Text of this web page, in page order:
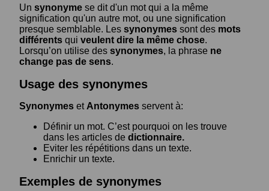
Un synonyme se dit d'un mot qui a la même
signification qu'un autre mot, ou une signification
presque semblable. Les synonymes sont des mots
différents qui veulent dire la même chose.
Lorsqu’on utilise des synonymes, la phrase ne
change pas de sens.
Usage des synonymes
Synonymes et Antonymes servent à:
Définir un mot. C’est pourquoi on les trouve
dans les articles de dictionnaire.
Eviter les répétitions dans un texte.
Enrichir un texte.
Exemples de synonymes